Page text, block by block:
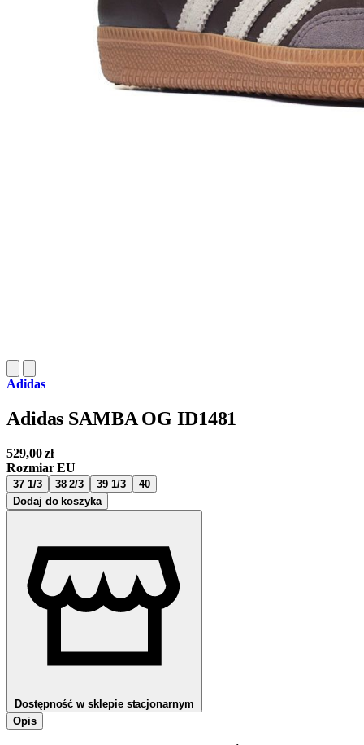
Adidas
Adidas SAMBA OG ID1481
529,00zł
Rozmiar EU
37 1/3 38 2/3 39 1/3
40
Dodaj do koszyka
Dostępność w sklepie stacjonarnym
Opis